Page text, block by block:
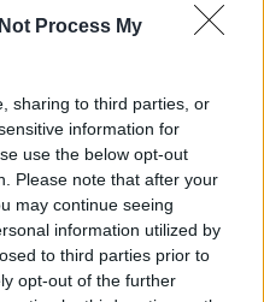
Process My
sharing to third parties, or
information for
use the below opt-out
Please note that after your
may continue seeing
information utilized by
to third parties prior to
opt-out of the further
il CORRIDOIO BLU
ironing
esperti che decidono le
dei traghetti​
per l’Aria
e contro la terra
e la testardaggine